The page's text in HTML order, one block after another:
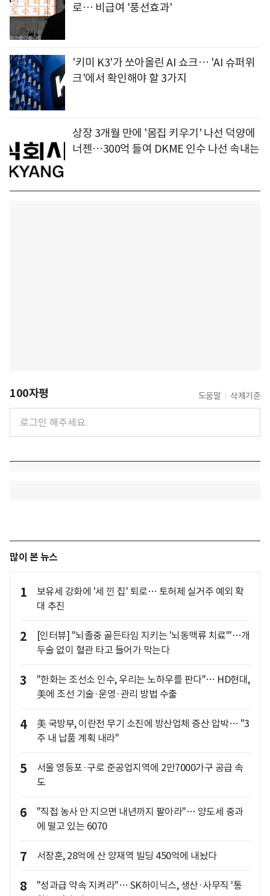
로… 비급여 '풍선효과'
'키미 K3'가 쏘아올린 AI 쇼크… 'AI 슈퍼위
크'에서 확인해야 할 3가지
상장 3개월 만에 '몸집 키우기' 나선 덕양에
너젠…300억 들여 DKME 인수 나선 속내는
100자평 도움말 삭제기준
많이 본 뉴스
1
보유세 강화에 '세 낀 집' 퇴로… 토허제 실거주 예외 확
대 추진
2
[인터뷰] "뇌졸중 골든타임 지키는 '뇌동맥류 치료'"…개
두술 없이 혈관 타고 들어가 막는다
3
"한화는 조선소 인수, 우리는 노하우를 판다"… HD현대,
美에 조선 기술·운영·관리 방법 수출
4
美 국방부, 이란전 무기 소진에 방산업체 증산 압박… "3
주 내 납품 계획 내라"
5
서울 영등포·구로 준공업지역에 2만7000가구 공급 속
도
6
"직접 농사 안 지으면 내년까지 팔아라"… 양도세 중과
에 떨고 있는 6070
7 서장훈, 28억에 산 양재역 빌딩 450억에 내놨다
8
"성과급 약속 지켜라"… SK하이닉스, 생산·사무직 '통